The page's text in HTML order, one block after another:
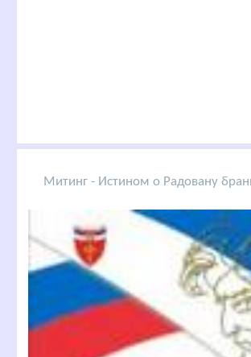
Митинг - Истином о Радовану